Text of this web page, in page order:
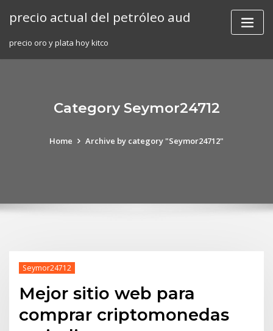
precio actual del petróleo aud
precio oro y plata hoy kitco
Category Seymor24712
Home Archive by category "Seymor24712"
Seymor24712
Mejor sitio web para
comprar criptomonedas